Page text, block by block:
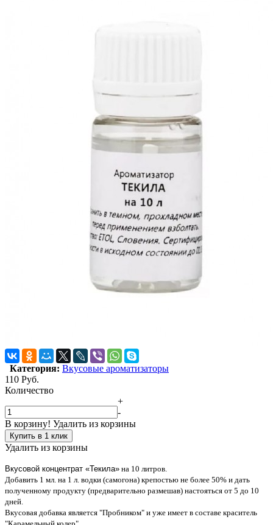
Категория: Вкусовые ароматизаторы
110 Руб.
Количество
+
-
В корзину! Удалить из корзины
Купить в 1 клик
Удалить из корзины
Вкусовой концентрат «Текила» на 10 литров.
Добавить 1 мл. на 1 л. водки (самогона) крепостью не более 50% и дать
полученному продукту (предварительно размешав) настояться от 5 до 10
дней.
Вкусовая добавка является "Пробником" и уже имеет в составе краситель